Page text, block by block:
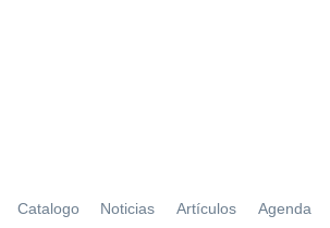
Catalogo Noticias Artículos Agenda